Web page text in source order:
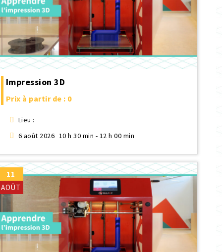
Impression 3D
Prix à partir de : 0
Lieu :
6 août 2026 10 h 30 min - 12 h 00 min
11
AOÛT